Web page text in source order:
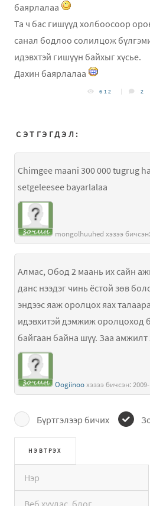
баярлалаа
Ta ч бас гишүүд холбоосоор
санал бодлоо солилцож
идэвхтэй гишүүн байхыг хүсье.
Дахин баярлалаа
612 2
СЭТГЭГДЭЛ:
Chimgee maani 300 000 tugrug
setgeleesee bayarlalaa
Алмас, Обод 2 маань их сайн
данс нээдэг чинь ёстой зөв
эндээс яаж оролцох яах
идэвхитэй дэмжиж
байгаан байна шүү. Заа амжилт
Oogiinoo
Бүртгэлээр бичих